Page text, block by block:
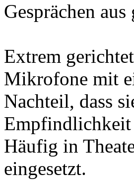
Gesprächen
Extrem
Mikrofone mit
Nachteil, dass
Empfindlichkeit
Häufig in
eingesetzt.